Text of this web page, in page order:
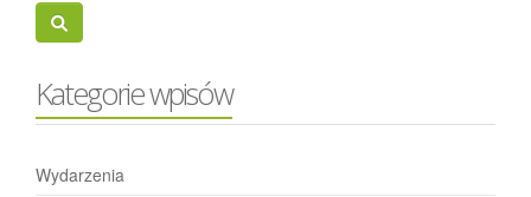
Kategorie wpisów
Wydarzenia